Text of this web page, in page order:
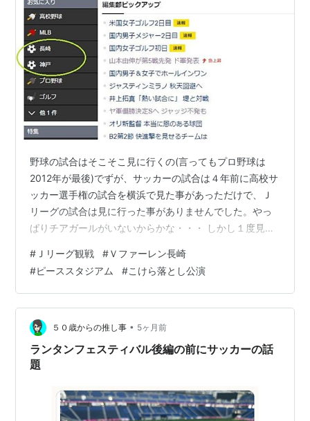
野球の試合はそこそこ見に行くの(言ってもプロ野球は
2012年が最後)でずが、サッカーの試合は４年前に高校サ
ッカー選手権の試合を横浜で見た事があっただけで、Ｊ
リーグの試合は見に行った事がありませんでした。やっ
ぱりチアガールがいないからかな・・・ しかし１度見に
は応援歌であるＶロードという曲が好きなので、一度本
場の長崎で聞いてみたかったからです。選手のプレーは
どうでもいいんかいw 実は２年ほど前から長崎の試合を
見てみようとして、Yahoo内にあるSportsnaviのメニュ
ーも、長崎と神戸だけ特別に固定するように設定して情
報を取るようにしていたもの…
# Ｊリーグ観戦 #Ｖファーレン長崎
#ピーススタジアム #こけら落とし公演
５０歳からの推し事 • 5ヶ月前
ランタンフェスティバル後編の前にサッカーの話
題